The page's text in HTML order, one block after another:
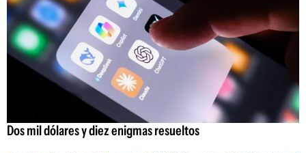
Dos mil dólares y diez enigmas resueltos